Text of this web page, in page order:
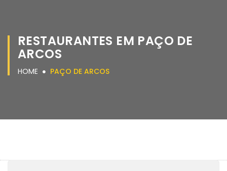
RESTAURANTES EM PAÇO DE
ARCOS
HOME PAÇO DE ARCOS